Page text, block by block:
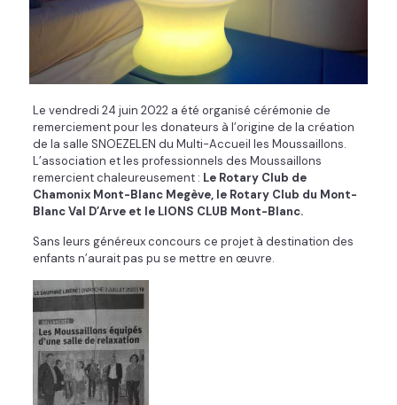
Le vendredi 24 juin 2022 a été organisé cérémonie de
remerciement pour les donateurs à l’origine de la création
de la salle SNOEZELEN du Multi-Accueil les Moussaillons.
L’association et les professionnels des Moussaillons
remercient chaleureusement : Le Rotary Club de
Chamonix Mont-Blanc Megève, le Rotary Club du Mont-
Blanc Val D’Arve et le LIONS CLUB Mont-Blanc.
Sans leurs généreux concours ce projet à destination des
enfants n’aurait pas pu se mettre en œuvre.